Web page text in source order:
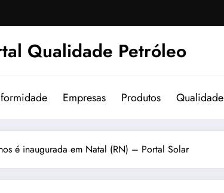
Qualidade Petróleo
Empresas Produtos Qualidade
é inaugurada em Natal (RN) – Portal Solar